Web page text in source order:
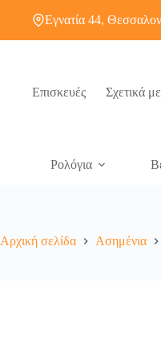
Εγνατία 44,
Επισκευές Σχετικά
Ρολόγια
Αρχική σελίδα Ασημένια